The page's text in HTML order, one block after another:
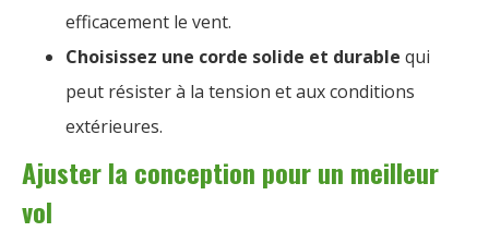
efficacement le vent.
Choisissez une corde solide et durable qui
peut résister à la tension et aux conditions
extérieures.
Ajuster la conception pour un meilleur
vol